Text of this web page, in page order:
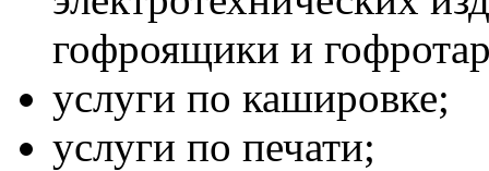
гофроящики и
услуги по кашировке;
услуги по печати;